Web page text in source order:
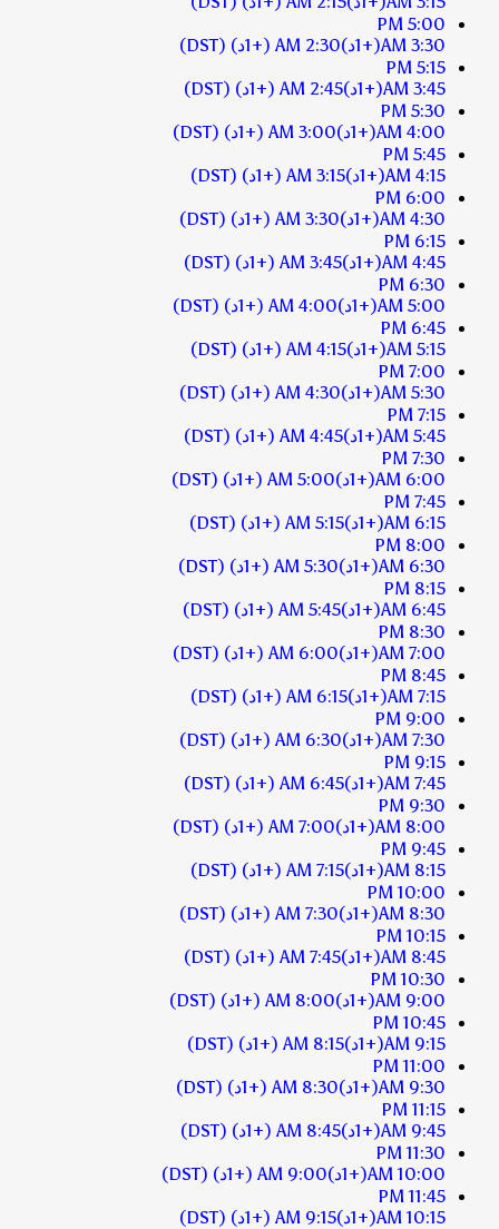
5:00 PM
3:30 AM
(+1د) 2:30 AM (+1د)
(DST)
5:15 PM
3:45 AM
(+1د) 2:45 AM (+1د)
(DST)
5:30 PM
4:00 AM
(+1د) 3:00 AM (+1د)
(DST)
5:45 PM
4:15 AM
(+1د) 3:15 AM (+1د)
(DST)
6:00 PM
4:30 AM
(+1د) 3:30 AM (+1د)
(DST)
6:15 PM
4:45 AM
(+1د) 3:45 AM (+1د)
(DST)
6:30 PM
5:00 AM
(+1د) 4:00 AM (+1د)
(DST)
6:45 PM
5:15 AM
(+1د) 4:15 AM (+1د)
(DST)
7:00 PM
5:30 AM
(+1د) 4:30 AM (+1د)
(DST)
7:15 PM
5:45 AM
(+1د) 4:45 AM (+1د)
(DST)
7:30 PM
6:00 AM
(+1د) 5:00 AM (+1د)
(DST)
7:45 PM
6:15 AM
(+1د) 5:15 AM (+1د)
(DST)
8:00 PM
6:30 AM
(+1د) 5:30 AM (+1د)
(DST)
8:15 PM
6:45 AM
(+1د) 5:45 AM (+1د)
(DST)
8:30 PM
7:00 AM
(+1د) 6:00 AM (+1د)
(DST)
8:45 PM
7:15 AM
(+1د) 6:15 AM (+1د)
(DST)
9:00 PM
7:30 AM
(+1د) 6:30 AM (+1د)
(DST)
9:15 PM
7:45 AM
(+1د) 6:45 AM (+1د)
(DST)
9:30 PM
8:00 AM
(+1د) 7:00 AM (+1د)
(DST)
9:45 PM
8:15 AM
(+1د) 7:15 AM (+1د)
(DST)
10:00 PM
8:30 AM
(+1د) 7:30 AM (+1د)
(DST)
10:15 PM
8:45 AM
(+1د) 7:45 AM (+1د)
(DST)
10:30 PM
9:00 AM
(+1د) 8:00 AM (+1د)
(DST)
10:45 PM
9:15 AM
(+1د) 8:15 AM (+1د)
(DST)
11:00 PM
9:30 AM
(+1د) 8:30 AM (+1د)
(DST)
11:15 PM
9:45 AM
(+1د) 8:45 AM (+1د)
(DST)
11:30 PM
10:00 AM
(+1د) 9:00 AM (+1د)
(DST)
11:45 PM
10:15 AM
(+1د) 9:15 AM (+1د) (DST)